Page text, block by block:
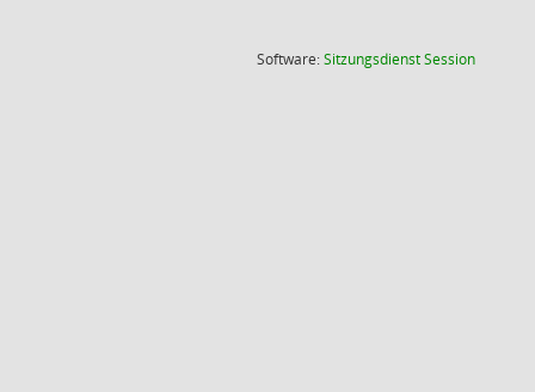
Software:SitzungsdienstSession(Wird in